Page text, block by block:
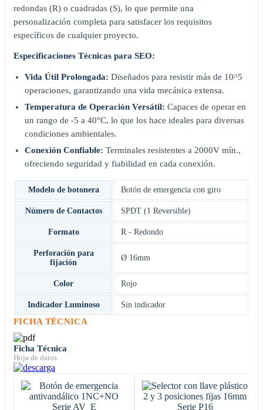
redondas (R) o cuadradas (S), lo que permite una
personalización completa para satisfacer los requisitos
específicos de cualquier proyecto.
Especificaciones Técnicas para SEO:
Vida Útil Prolongada: Diseñados para resistir más de 10^5
operaciones, garantizando una vida mecánica extensa.
Temperatura de Operación Versátil: Capaces de operar en
un rango de -5 a 40°C, lo que los hace ideales para diversas
condiciones ambientales.
Conexión Confiable: Terminales resistentes a 2000V mín.,
ofreciendo seguridad y fiabilidad en cada conexión.
Modelo de botonera Botón de emergencia con giro
Número de Contactos SPDT (1 Reversible)
Formato R - Redondo
Perforación para
fijación
Ø 16mm
Color Rojo
Indicador Luminoso Sin indicador
FICHA TÉCNICA
Ficha Técnica
Hoja de datos